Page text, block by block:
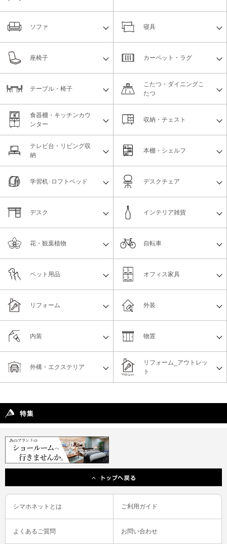
ソファ 寝具
座椅子 カーペット・ラグ
テーブル・椅子
こたつ・ダイニングこ
たつ
食器棚・キッチンカウ
ンター
収納・チェスト
テレビ台・リビング収
納
本棚・シェルフ
学習机･ロフトベッド デスクチェア
デスク インテリア雑貨
花・観葉植物 自転車
ペット用品 オフィス家具
リフォーム
リフォーム_アウトレッ
ト
物置
外構・エクステリア
外装
内装
シマホネットとは ご利用ガイド
よくあるご質問 お問い合わせ